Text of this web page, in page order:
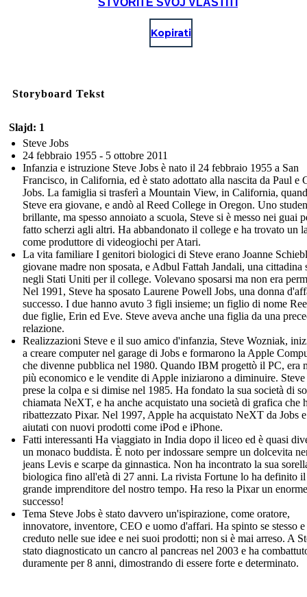
Kopirati
Storyboard Tekst
Slajd: 1
Steve Jobs
24 febbraio 1955 - 5 ottobre 2011
Infanzia e istruzione Steve Jobs è nato il 24 febbraio 1955 a San
Francisco, in California, ed è stato adottato alla nascita da Paul e
Jobs. La famiglia si trasferì a Mountain View, in California,
Steve era giovane, e andò al Reed College in Oregon. Uno
brillante, ma spesso annoiato a scuola, Steve si è messo nei guai
fatto scherzi agli altri. Ha abbandonato il college e ha trovato un
come produttore di videogiochi per Atari.
La vita familiare I genitori biologici di Steve erano Joanne
giovane madre non sposata, e Adbul Fattah Jandali, una cittadina
negli Stati Uniti per il college. Volevano sposarsi ma non era
Nel 1991, Steve ha sposato Laurene Powell Jobs, una donna
successo. I due hanno avuto 3 figli insieme; un figlio di nome
due figlie, Erin ed Eve. Steve aveva anche una figlia da una
relazione.
Realizzazioni Steve e il suo amico d'infanzia, Steve Wozniak,
a creare computer nel garage di Jobs e formarono la Apple
che divenne pubblica nel 1980. Quando IBM progettò il PC, era
più economico e le vendite di Apple iniziarono a diminuire. Steve
prese la colpa e si dimise nel 1985. Ha fondato la sua società di
chiamata NeXT, e ha anche acquistato una società di grafica che
ribattezzato Pixar. Nel 1997, Apple ha acquistato NeXT da Jobs
aiutati con nuovi prodotti come iPod e iPhone.
Fatti interessanti Ha viaggiato in India dopo il liceo ed è quasi
un monaco buddista. È noto per indossare sempre un dolcevita
jeans Levis e scarpe da ginnastica. Non ha incontrato la sua
biologica fino all'età di 27 anni. La rivista Fortune lo ha definito
grande imprenditore del nostro tempo. Ha reso la Pixar un enorme
successo!
Tema Steve Jobs è stato davvero un'ispirazione, come oratore,
innovatore, inventore, CEO e uomo d'affari. Ha spinto se stesso e
creduto nelle sue idee e nei suoi prodotti; non si è mai arreso. A
stato diagnosticato un cancro al pancreas nel 2003 e ha
duramente per 8 anni, dimostrando di essere forte e determinato.